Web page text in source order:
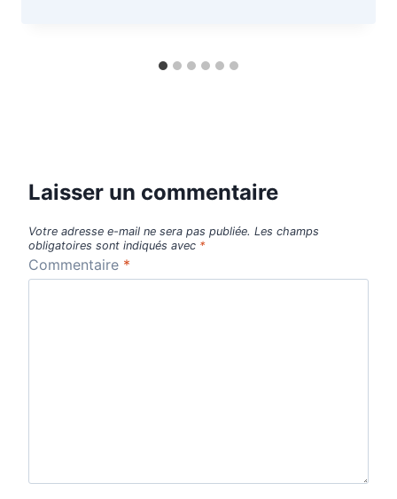
Laisser un commentaire
Votre adresse e-mail ne sera pas publiée. Les champs
obligatoires sont indiqués avec *
Commentaire *